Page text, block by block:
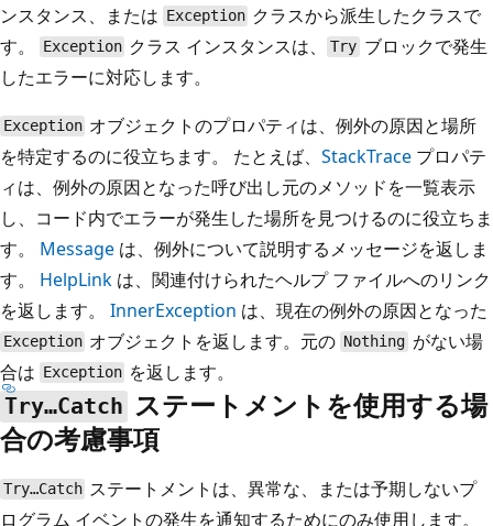
ンスタンス、または Exception クラスから派生したクラスで
す。
Exception クラス インスタンスは、Tryブロックで発生
したエラーに対応します。
Exception オブジェクトのプロパティは、例外の原因と場所
を特定するのに役立ちます。 たとえば、 StackTrace プロパテ
ィは、例外の原因となった呼び出し元のメソッドを一覧表示
し、コード内でエラーが発生した場所を見つけるのに役立ちま
す。 Message は、例外について説明するメッセージを返しま
す。 HelpLink は、関連付けられたヘルプ ファイルへのリンク
を返します。 InnerException は、現在の例外の原因となった
Exception オブジェクトを返します。元の Nothing がない場
合は Exception を返します。
Try…Catch ステートメントを使用する場
合の考慮事項
Try…Catch ステートメントは、異常な、または予期しないプ
ログラム イベントの発生を通知するためにのみ使用します。